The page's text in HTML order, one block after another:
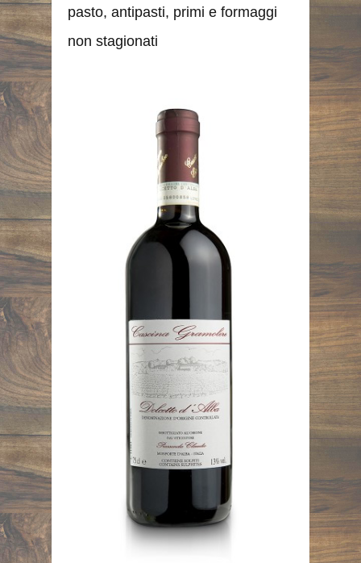
pasto, antipasti, primi e formaggi
non stagionati